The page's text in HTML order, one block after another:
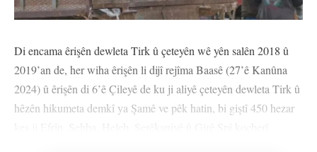
Di encama êrişên dewleta Tirk û çeteyên wê yên salên 2018 û
2019’an de, her wiha êrişên li dijî rejîma Baasê (27’ê Kanûna
2024) û êrişên di 6’ê Çileyê de ku ji aliyê çeteyên dewleta Tirk û
hêzên hikumeta demkî ya Şamê ve pêk hatin, bi giştî 450 hezar